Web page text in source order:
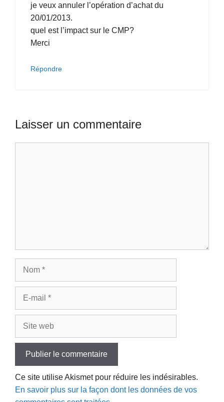
je veux annuler l’opération d’achat du
20/01/2013.
quel est l’impact sur le CMP?
Merci
Répondre
Laisser un commentaire
Ce site utilise Akismet pour réduire les indésirables.
En savoir plus sur la façon dont les données de vos